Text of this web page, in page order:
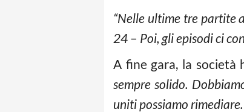
“Nelle ultime tre partite
24 – Poi, gli episodi ci
A fine gara, la società
sempre solido.
uniti possiamo